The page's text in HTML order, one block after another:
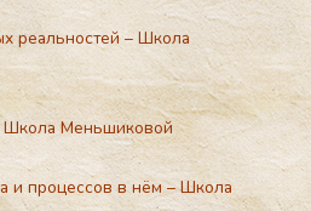
реальностей – Школа
Школа Меньшиковой
и процессов в нём – Школа